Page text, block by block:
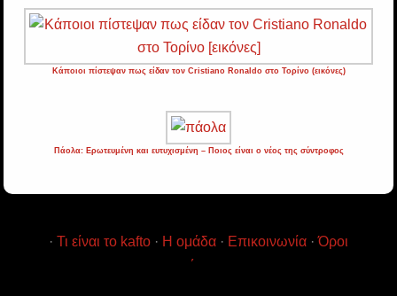
Κάποιοι πίστεψαν πως είδαν τον Cristiano Ronaldo στο Τορίνο (εικόνες)
Πάολα: Ερωτευμένη και ευτυχισμένη – Ποιος είναι ο νέος της σύντροφος
· Τι είναι το kafto · Η ομάδα · Επικοινωνία ·Όροι
χρήσης